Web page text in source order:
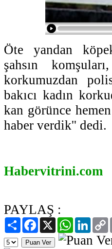
Öte yandan
şahsın
korkumuzdan
bakıcı kadın
kan görünce
haber verdik'' dedi.
Habervitrini.com
PAYLAŞ :
PaylaşFacebook
X WhatsApp